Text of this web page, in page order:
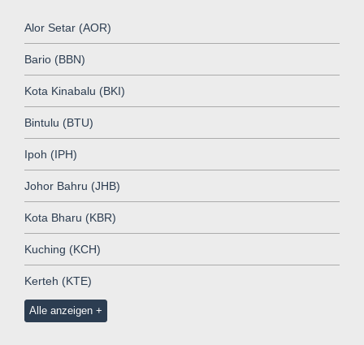
Alor Setar (AOR)
Bario (BBN)
Kota Kinabalu (BKI)
Bintulu (BTU)
Ipoh (IPH)
Johor Bahru (JHB)
Kota Bharu (KBR)
Kuching (KCH)
Kerteh (KTE)
Alle anzeigen